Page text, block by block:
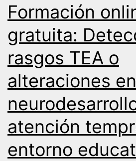
Formación
gratuita:
rasgos TEA o
alteraciones
atención
entorno